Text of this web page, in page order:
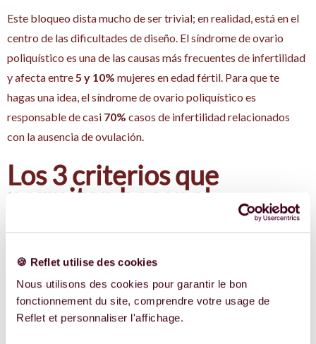
🍪 Reflet utilise des cookies
Nous utilisons des cookies pour garantir le bon
fonctionnement du site, comprendre votre usage de
Reflet et personnaliser l'affichage.
Este bloqueo dista mucho de ser trivial; en realidad, está en el
centro de las dificultades de diseño. El síndrome de ovario
poliquístico es una de las causas más frecuentes de infertilidad
y afecta entre 5 y 10% mujeres en edad fértil. Para que te
hagas una idea, el síndrome de ovario poliquístico es
responsable de casi 70% casos de infertilidad relacionados
con la ausencia de ovulación.
Los 3 criterios que
permiten hacer el
de Rotterdam. Basta con que dos de estas tres condiciones
se combinan para realizar el diagnóstico: